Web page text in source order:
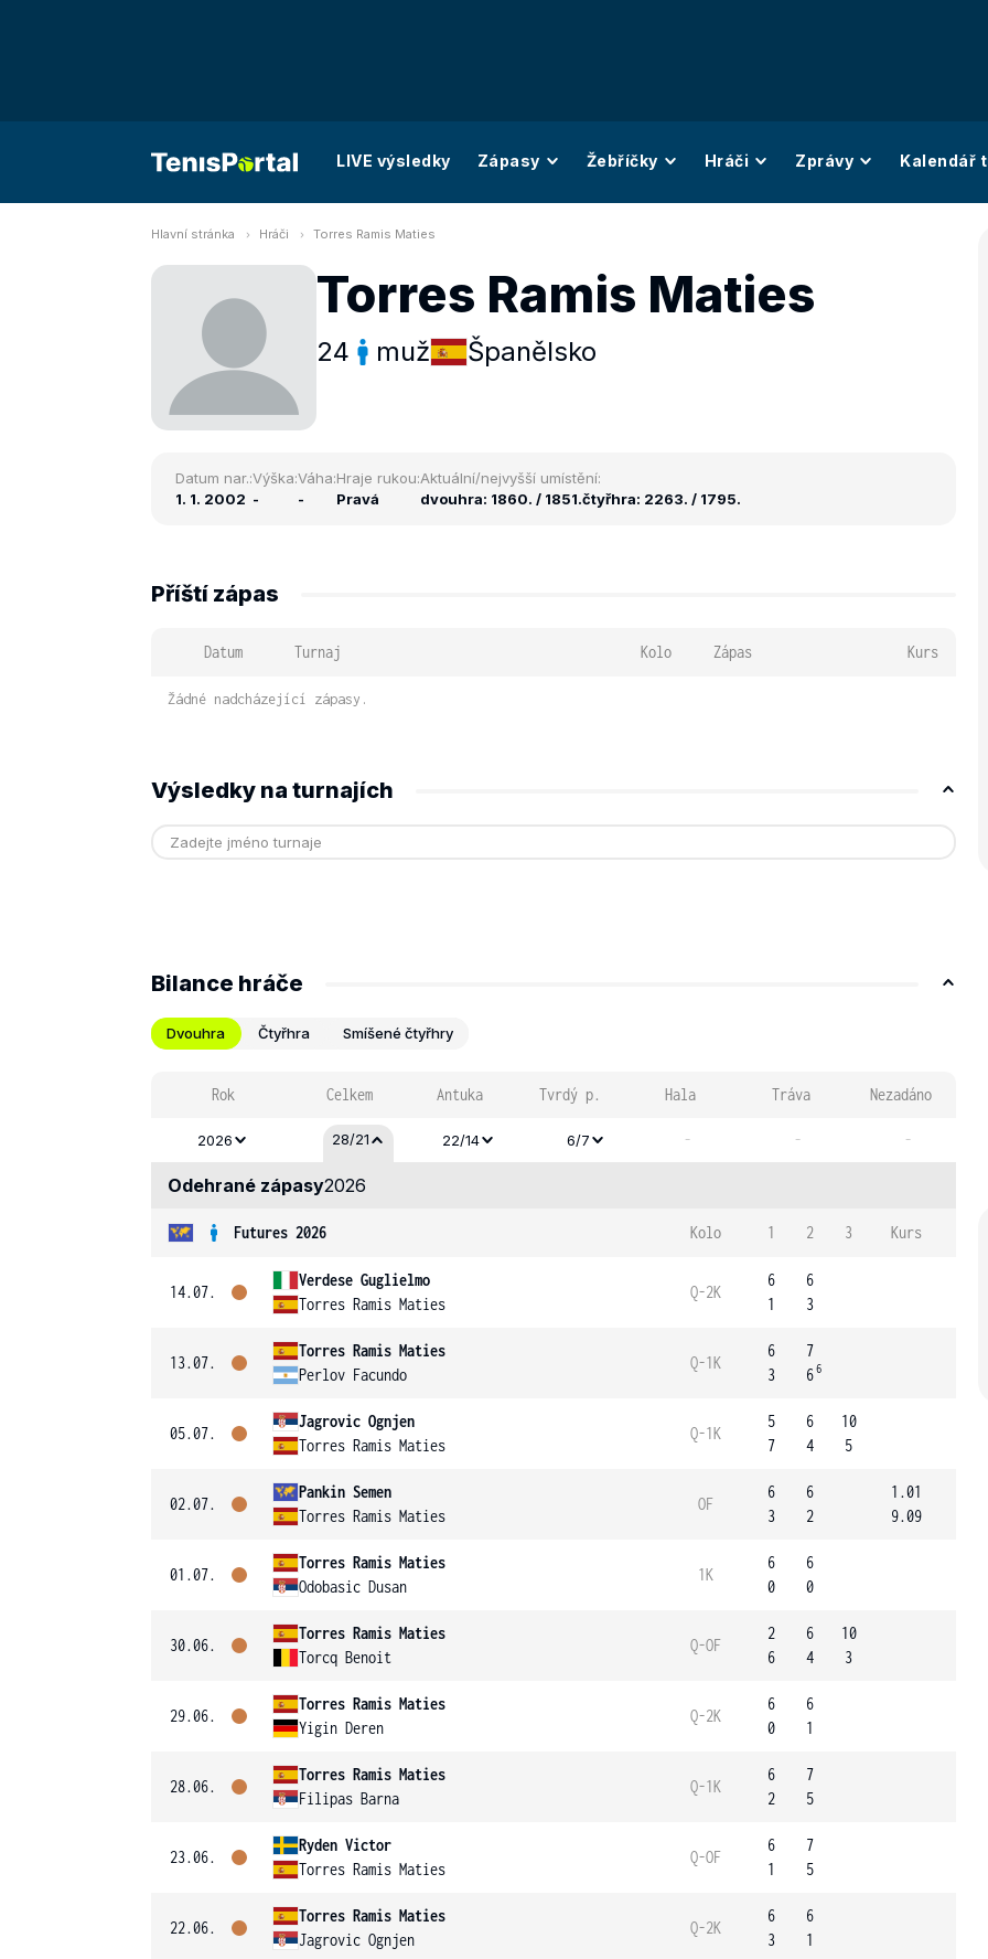
LIVE výsledky Zápasy Žebříčky Hráči Zprávy Kalendář
Hlavní stránka Hráči Torres Ramis Maties
Torres Ramis Maties
24 muž Španělsko
Datum nar.:
1. 1. 2002
Výška:
-
Váha:
-
Hraje rukou:
Pravá
Aktuální/nejvyšší umístění:
dvouhra: 1860. / 1851.čtyřhra: 2263. / 1795.
Příští zápas
Datum Turnaj Kolo Zápas Kurs
Žádné nadcházející zápasy.
Výsledky na turnajích
Bilance hráče
Dvouhra Čtyřhra Smíšené čtyřhry
Rok Celkem Antuka Tvrdý p. Hala Tráva Nezadáno
2026 28/21 22/14 6/7 - - -
Odehrané zápasy2026
Futures 2026 Kolo 1 2 3 Kurs
14.07.
Verdese Guglielmo
Torres Ramis Maties
Q-2K
6
1
6
3
13.07.
Torres Ramis Maties
Perlov Facundo
Q-1K
6
3
7
66
05.07.
Jagrovic Ognjen
Torres Ramis Maties
Q-1K
5
7
6
4
10
5
02.07.
Pankin Semen
Torres Ramis Maties
OF
6
3
6
2
1.01
9.09
01.07.
Torres Ramis Maties
Odobasic Dusan
1K
6
0
6
0
30.06.
Torres Ramis Maties
Torcq Benoit
Q-OF
2
6
6
4
10
3
29.06.
Torres Ramis Maties
Yigin Deren
Q-2K
6
0
6
1
28.06.
Torres Ramis Maties
Filipas Barna
Q-1K
6
2
7
5
23.06.
Ryden Victor
Torres Ramis Maties
Q-OF
6
1
7
5
22.06.
Torres Ramis Maties
Jagrovic Ognjen
Q-2K
6
3
6
1